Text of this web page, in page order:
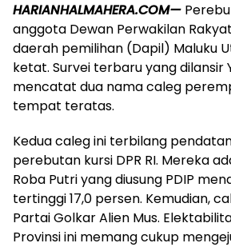
HARIANHALMAHERA.COM—
anggota Dewan Perwakilan
daerah pemilihan (Dapil) Maluku
ketat. Survei terbaru yang dilansir
mencatat dua nama caleg
tempat teratas.
Kedua caleg ini terbilang
perebutan kursi DPR RI. Mereka
Roba Putri yang diusung PDIP
tertinggi 17,0 persen. Kemudian,
Partai Golkar Alien Mus.
Provinsi ini memang cukup